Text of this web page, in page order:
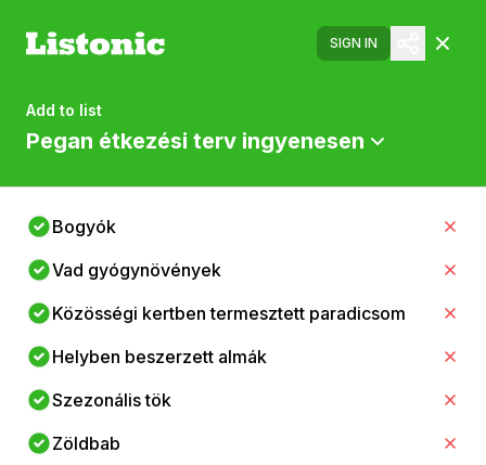
SIGN IN
Add to list
Pegan étkezési terv ingyenesen
Bogyók
Vad gyógynövények
Közösségi kertben termesztett paradicsom
Helyben beszerzett almák
Szezonális tök
Zöldbab